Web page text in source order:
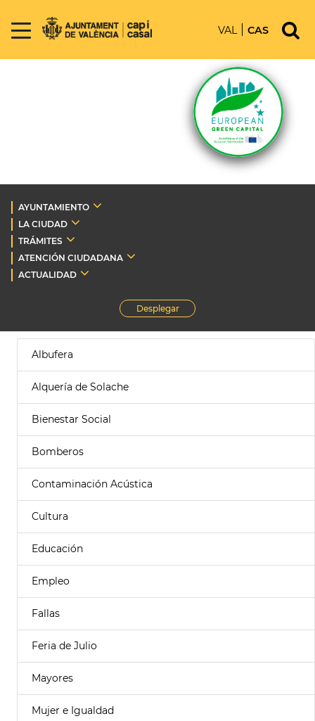
VAL CAS
AYUNTAMIENTO
LA CIUDAD
TRÁMITES
ATENCIÓN CIUDADANA
ACTUALIDAD
Desplegar
Albufera
Alquería de Solache
Bienestar Social
Bomberos
Contaminación Acústica
Cultura
Educación
Empleo
Fallas
Feria de Julio
Mayores
Mujer e Igualdad